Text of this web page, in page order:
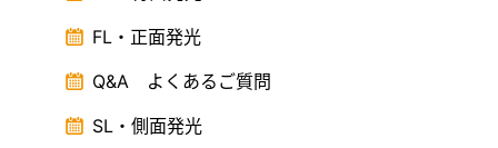
FL・正面発光
Q&A よくあるご質問
SL・側面発光